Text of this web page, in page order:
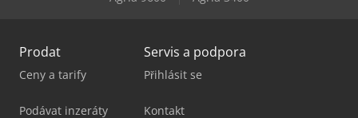
Prodat
Ceny a tarify
Podávat inzeráty
Servis a podpora
Přihlásit se
Kontakt